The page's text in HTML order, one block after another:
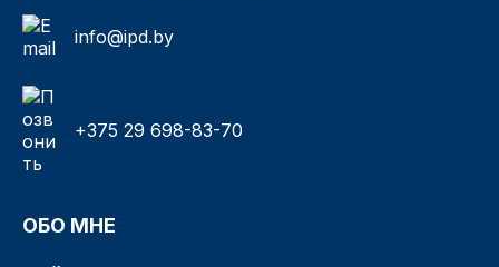
info@ipd.by
+375 29 698-83-70
ОБО МНЕ